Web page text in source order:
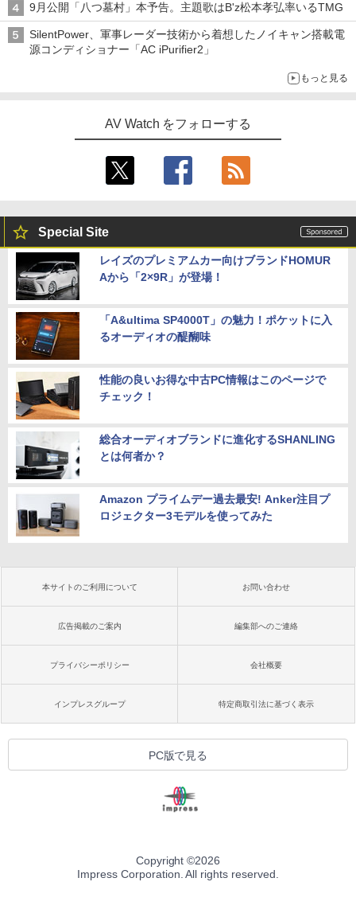
9月公開「八つ墓村」本予告。主題歌はB'z松本孝弘率いるTMG
SilentPower、軍事レーダー技術から着想したノイキャン搭載電
源コンディショナー「AC iPurifier2」
もっと見る
AV Watch をフォローする
Special Site
レイズのプレミアムカー向けブランドHOMUR
Aから「2×9R」が登場！
「A&ultima SP4000T」の魅力！ポケットに入
るオーディオの醍醐味
性能の良いお得な中古PC情報はこのページで
チェック！
総合オーディオブランドに進化するSHANLING
とは何者か？
Amazon プライムデー過去最安! Anker注目プ
ロジェクター3モデルを使ってみた
本サイトのご利用について お問い合わせ
広告掲載のご案内 編集部へのご連絡
プライバシーポリシー 会社概要
インプレスグループ 特定商取引法に基づく表示
PC版で見る
Copyright ©2026
Impress Corporation. All rights reserved.